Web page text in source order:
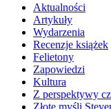
Aktualności
Artykuły
Wydarzenia
Recenzje książek
Felietony
Zapowiedzi
Kultura
Z perspektywy
Złote myśli